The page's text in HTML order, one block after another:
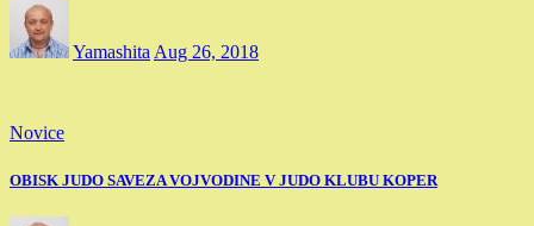
Yamashita Aug 26, 2018
Novice
OBISK JUDO SAVEZA VOJVODINE V JUDO KLUBU KOPER